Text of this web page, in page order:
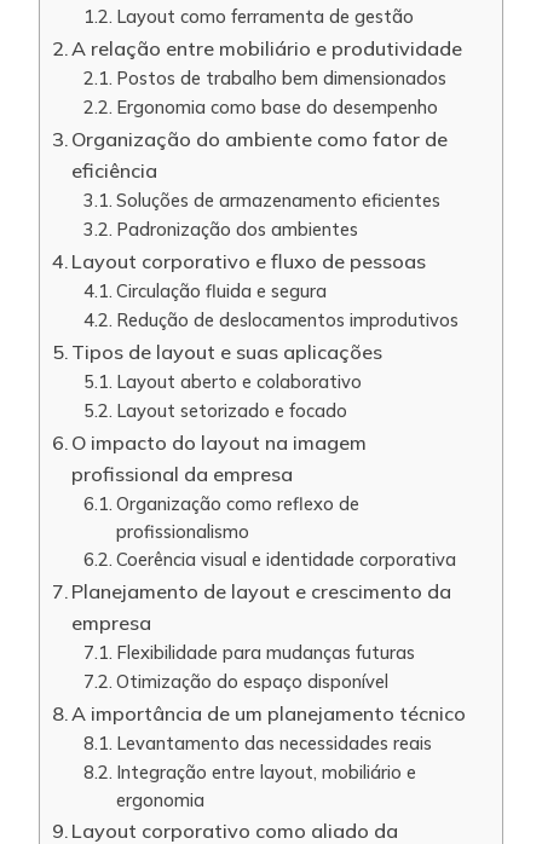
Layout como ferramenta de gestão
A relação entre mobiliário e produtividade
Postos de trabalho bem dimensionados
Ergonomia como base do desempenho
Organização do ambiente como fator de
eficiência
Soluções de armazenamento eficientes
Padronização dos ambientes
Layout corporativo e fluxo de pessoas
Circulação fluida e segura
Redução de deslocamentos improdutivos
Tipos de layout e suas aplicações
Layout aberto e colaborativo
Layout setorizado e focado
O impacto do layout na imagem
profissional da empresa
Organização como reflexo de
profissionalismo
Coerência visual e identidade corporativa
Planejamento de layout e crescimento da
empresa
Flexibilidade para mudanças futuras
Otimização do espaço disponível
A importância de um planejamento técnico
Levantamento das necessidades reais
Integração entre layout, mobiliário e
ergonomia
Layout corporativo como aliado da